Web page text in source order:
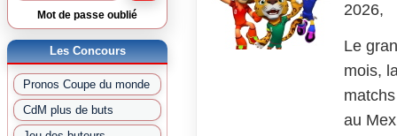
Mot de passe oublié
Les Concours
Pronos Coupe du monde
CdM plus de buts
2026,
Le
mois,
au